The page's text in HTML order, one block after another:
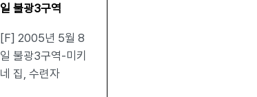
일 불광3구역
[F] 2005년 5월 8
일 불광3구역-미키
네 집, 수련자